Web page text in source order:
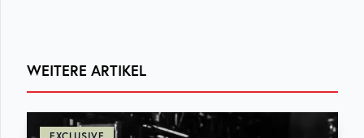
WEITERE ARTIKEL